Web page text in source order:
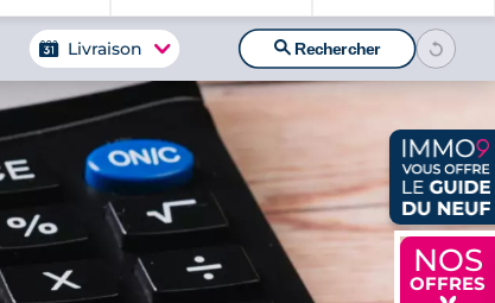
NOS
OFFRES
Livraison 🔍Rechercher